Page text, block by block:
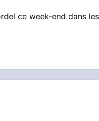
ce week-end dans